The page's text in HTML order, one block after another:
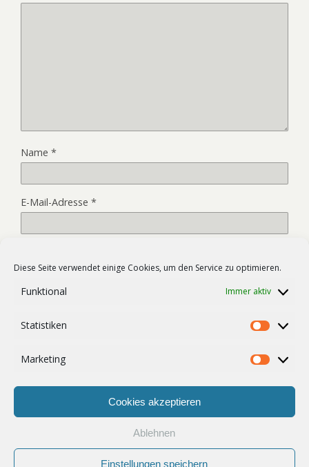
Diese Seite verwendet einige Cookies, um den Service zu optimieren.
Funktional Immer aktiv
Statistiken
Marketing
Cookies akzeptieren
Ablehnen
Einstellungen speichern
Name *
E-Mail-Adresse *
meinen nächsten Kommentar speichern.
Zum Seitenanfang